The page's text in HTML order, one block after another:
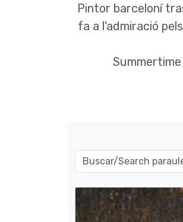
Pintor barceloní­
fa a l'admiració
Summertime